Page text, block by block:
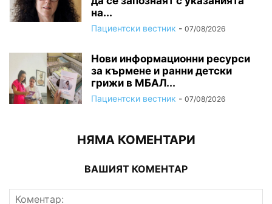
на...
Пациентски вестник - 07/08/2026
Нови информационни ресурси
за кърмене и ранни детски
грижи в МБАЛ...
Пациентски вестник - 07/08/2026
НЯМА КОМЕНТАРИ
ВАШИЯТ КОМЕНТАР